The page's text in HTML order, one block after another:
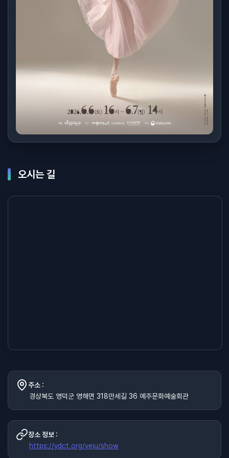
오시는 길
주소 :
경상북도 영덕군 영해면 318만세길 36 예주문화예술회관
장소 정보 :
https://ydct.org/yeju/show